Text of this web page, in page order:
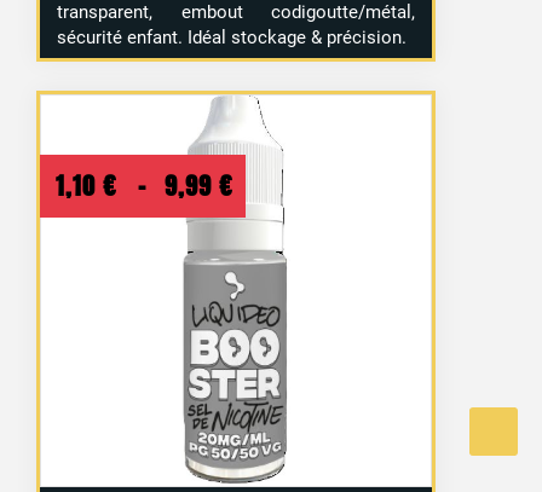
transparent, embout codigoutte/métal,
sécurité enfant. Idéal stockage & précision.
1,10 € – 9,99 €
Plage
de
prix :
1,10 €
à
9,99 €